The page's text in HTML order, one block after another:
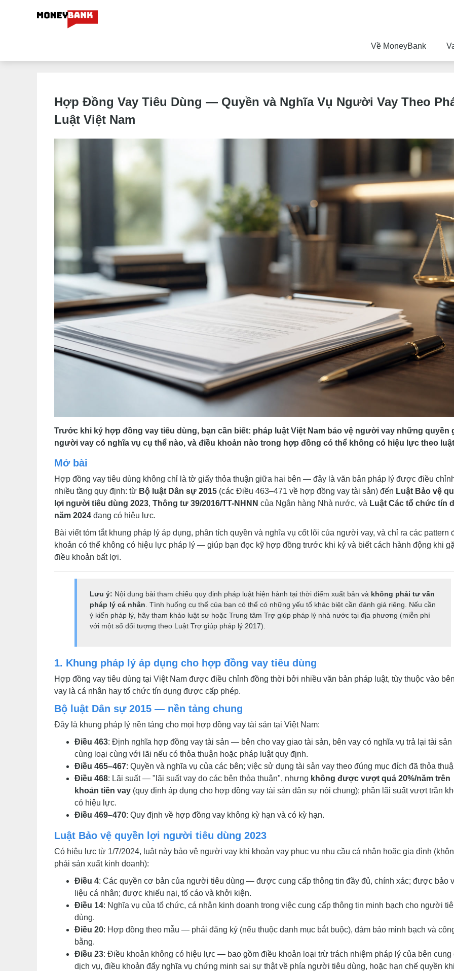
Về MoneyBank
Hợp Đồng Vay Tiêu Dùng — Quyền và Nghĩa Vụ Người Vay Theo
Luật Việt Nam
Trước khi ký hợp đồng vay tiêu dùng, bạn cần biết: pháp luật Việt Nam bảo vệ người vay những quyền
người vay có nghĩa vụ cụ thể nào, và điều khoản nào trong hợp đồng có thể không có hiệu lực theo
Mở bài
Hợp đồng vay tiêu dùng không chỉ là tờ giấy thỏa thuận giữa hai bên — đây là văn bản pháp lý được điều
nhiều tầng quy định: từ Bộ luật Dân sự 2015 (các Điều 463–471 về hợp đồng vay tài sản) đến Luật Bảo vệ
lợi người tiêu dùng 2023, Thông tư 39/2016/TT-NHNN của Ngân hàng Nhà nước, và Luật Các tổ chức tín
năm 2024 đang có hiệu lực.
Bài viết tóm tắt khung pháp lý áp dụng, phân tích quyền và nghĩa vụ cốt lõi của người vay, và chỉ ra các pattern
khoản có thể không có hiệu lực pháp lý — giúp bạn đọc kỹ hợp đồng trước khi ký và biết cách hành động khi
điều khoản bất lợi.
Lưu ý: Nội dung bài tham chiếu quy định pháp luật hiện hành tại thời điểm xuất bản và không phải tư vấn
pháp lý cá nhân . Tình huống cụ thể của bạn có thể có những yếu tố khác biệt cần đánh giá riêng. Nếu cần
ý kiến pháp lý, hãy tham khảo luật sư hoặc Trung tâm Trợ giúp pháp lý nhà nước tại địa phương (miễn phí
với một số đối tượng theo Luật Trợ giúp pháp lý 2017).
1. Khung pháp lý áp dụng cho hợp đồng vay tiêu dùng
Hợp đồng vay tiêu dùng tại Việt Nam được điều chỉnh đồng thời bởi nhiều văn bản pháp luật, tùy thuộc vào
vay là cá nhân hay tổ chức tín dụng được cấp phép.
Bộ luật Dân sự 2015 — nền tảng chung
Đây là khung pháp lý nền tảng cho mọi hợp đồng vay tài sản tại Việt Nam:
Điều 463: Định nghĩa hợp đồng vay tài sản — bên cho vay giao tài sản, bên vay có nghĩa vụ trả lại tài sản
cùng loại cùng với lãi nếu có thỏa thuận hoặc pháp luật quy định.
Điều 465–467: Quyền và nghĩa vụ của các bên; việc sử dụng tài sản vay theo đúng mục đích đã thỏa
Điều 468: Lãi suất — "lãi suất vay do các bên thỏa thuận", nhưng không được vượt quá 20%/năm trên
khoản tiền vay (quy định áp dụng cho hợp đồng vay tài sản dân sự nói chung); phần lãi suất vượt trần
có hiệu lực.
Điều 469–470: Quy định về hợp đồng vay không kỳ hạn và có kỳ hạn.
Luật Bảo vệ quyền lợi người tiêu dùng 2023
Có hiệu lực từ 1/7/2024, luật này bảo vệ người vay khi khoản vay phục vụ nhu cầu cá nhân hoặc gia đình
phải sản xuất kinh doanh):
Điều 4: Các quyền cơ bản của người tiêu dùng — được cung cấp thông tin đầy đủ, chính xác; được bảo
liệu cá nhân; được khiếu nại, tố cáo và khởi kiện.
Điều 14: Nghĩa vụ của tổ chức, cá nhân kinh doanh trong việc cung cấp thông tin minh bạch cho người
dùng.
Điều 20: Hợp đồng theo mẫu — phải đăng ký (nếu thuộc danh mục bắt buộc), đảm bảo minh bạch và
bằng.
Điều 23: Điều khoản không có hiệu lực — bao gồm điều khoản loại trừ trách nhiệm pháp lý của bên cung
dịch vụ, điều khoản đẩy nghĩa vụ chứng minh sai sự thật về phía người tiêu dùng, hoặc hạn chế quyền